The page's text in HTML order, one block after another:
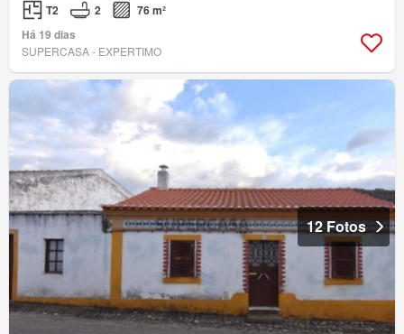
T2 2
76 m²
Há 19 dias
SUPERCASA - EXPERTIMO
12 Fotos